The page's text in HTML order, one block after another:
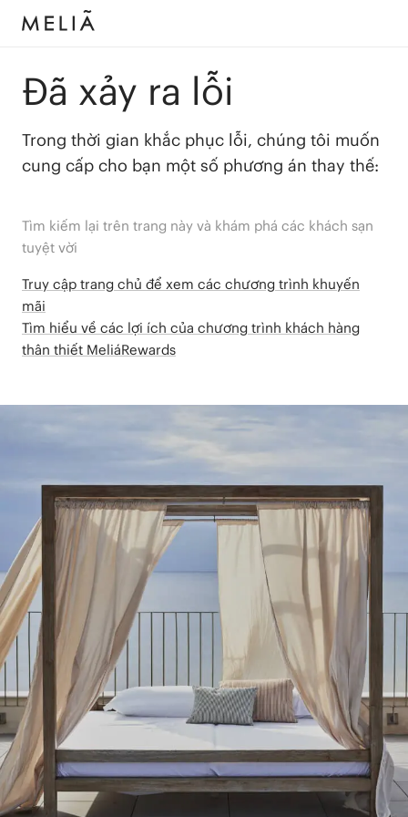
Đã xảy ra lỗi
Trong thời gian khắc phục lỗi, chúng tôi muốn
cung cấp cho bạn một số phương án thay thế:
Tìm kiếm lại trên trang này và khám phá các khách sạn
tuyệt vời
Truy cập trang chủ để xem các chương trình khuyến
mãi
Tìm hiểu về các lợi ích của chương trình khách hàng
thân thiết MeliáRewards